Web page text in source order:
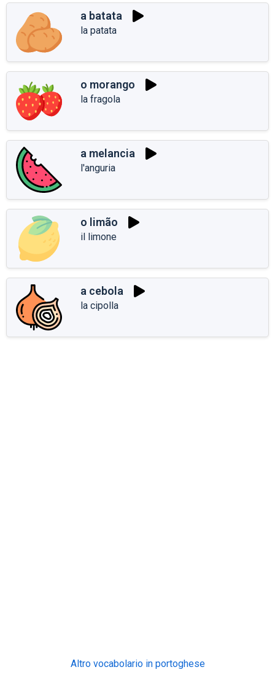
a batata
la patata
o morango
la fragola
a melancia
l'anguria
o limão
il limone
a cebola
la cipolla
Altro vocabolario in portoghese